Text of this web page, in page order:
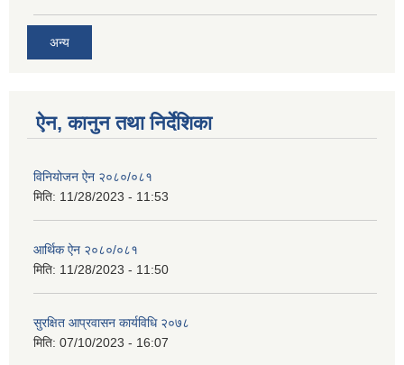
अन्य
ऐन, कानुन तथा निर्देशिका
विनियोजन ऐन २०८०/०८१
मिति: 11/28/2023 - 11:53
आर्थिक ऐन २०८०/०८१
मिति: 11/28/2023 - 11:50
सुरक्षित आप्रवासन कार्यविधि २०७८
मिति: 07/10/2023 - 16:07